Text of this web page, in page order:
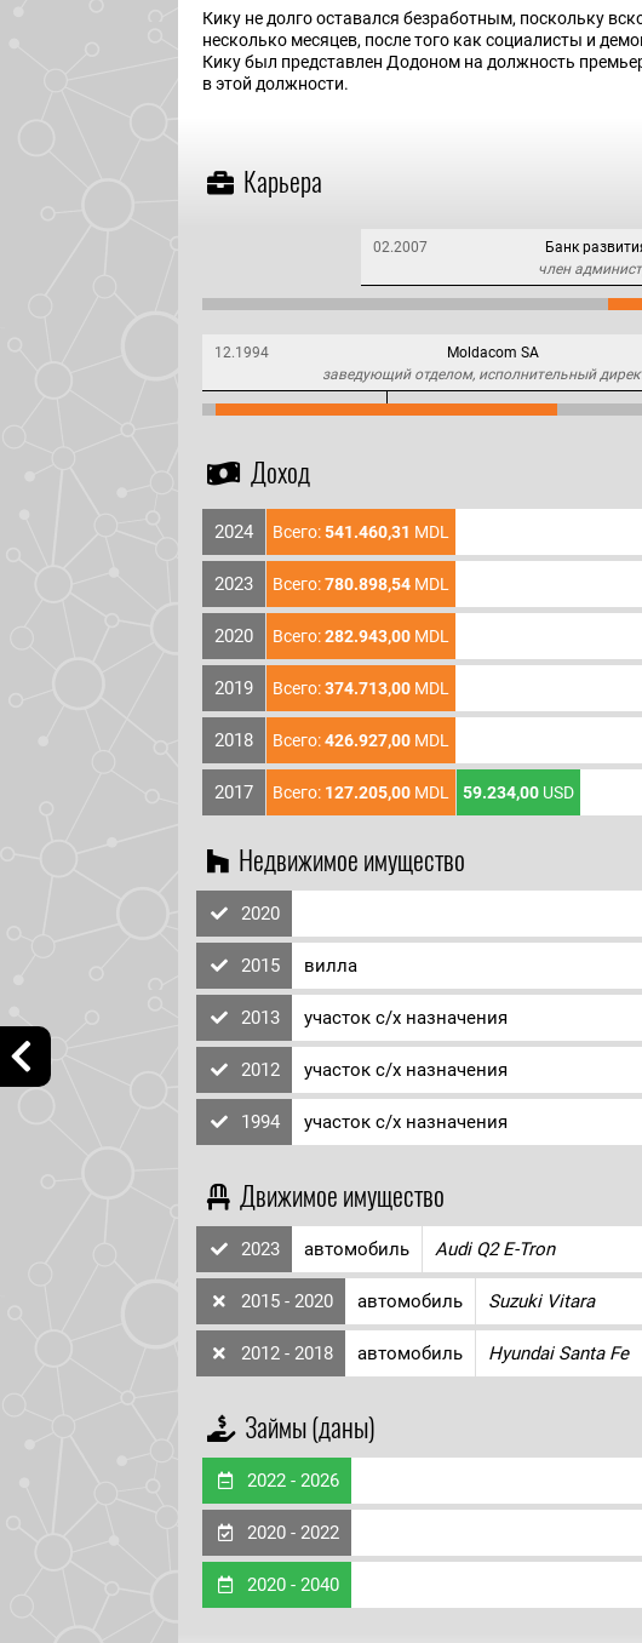
Кику не долго оставался безработным, поскольку
несколько месяцев, после того как социалисты и
Кику был представлен Додоном на должность
в этой должности.
Карьера
02.2007 Банк
член
12.1994 Moldacom SA
заведующий отделом, исполнительный
Доход
2024 Всего:541.460,31 MDL
2023 Всего:780.898,54 MDL
2020 Всего:282.943,00 MDL
2019 Всего:374.713,00 MDL
2018 Всего:426.927,00 MDL
2017 Всего: 127.205,00 MDL 59.234,00 USD
Недвижимое имущество
2020
2015 вилла
2013 участок с/х назначения
2012 участок с/х назначения
1994 участок с/х назначения
Движимое имущество
2023 автомобиль Audi Q2 E-Tron
2015 - 2020 автомобиль Suzuki Vitara
2012 - 2018 автомобиль Hyundai Santa Fe
Займы (даны)
2022 - 2026
2020 - 2022
2020 - 2040